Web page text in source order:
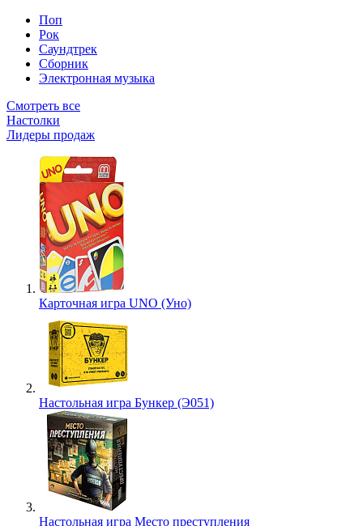
Поп
Рок
Саундтрек
Сборник
Электронная музыка
Смотреть все
Настолки
Лидеры продаж
Карточная игра UNO (Уно)
Настольная игра Бункер (Э051)
Настольная игра Место преступления